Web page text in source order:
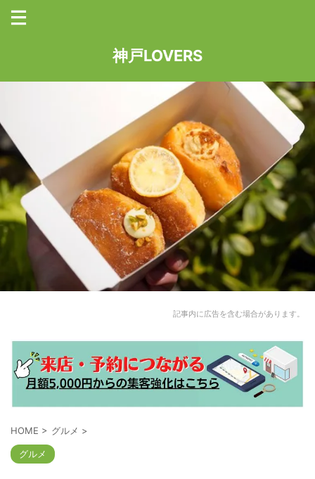
神戸LOVERS
記事内に広告を含む場合があります。
HOME > グルメ >
グルメ